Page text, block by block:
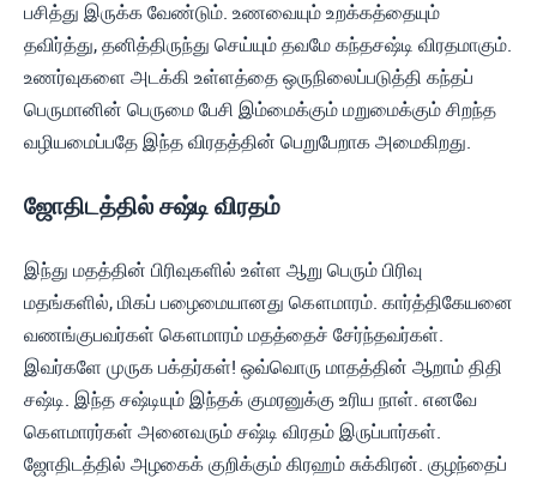
பசித்து இருக்க வேண்டும். உணவையும் உறக்கத்தையும்
தவிர்த்து, தனித்திருந்து செய்யும் தவமே கந்தசஷ்டி விரதமாகும்.
உணர்வுகளை அடக்கி உள்ளத்தை ஒருநிலைப்படுத்தி கந்தப்
பெருமானின் பெருமை பேசி இம்மைக்கும் மறுமைக்கும் சிறந்த
வழியமைப்பதே இந்த விரதத்தின் பெறுபேறாக அமைகிறது.
ஜோதிடத்தில் சஷ்டி விரதம்
இந்து மதத்தின் பிரிவுகளில் உள்ள ஆறு பெரும் பிரிவு
மதங்களில், மிகப் பழைமையானது கௌமாரம். கார்த்திகேயனை
வணங்குபவர்கள் கௌமாரம் மதத்தைச் சேர்ந்தவர்கள்.
இவர்களே முருக பக்தர்கள்! ஒவ்வொரு மாதத்தின் ஆறாம் திதி
சஷ்டி. இந்த சஷ்டியும் இந்தக் குமரனுக்கு உரிய நாள். எனவே
கௌமாரர்கள் அனைவரும் சஷ்டி விரதம் இருப்பார்கள்.
ஜோதிடத்தில் அழகைக் குறிக்கும் கிரஹம் சுக்கிரன். குழந்தைப்